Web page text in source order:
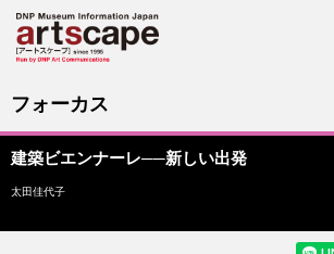
フォーカス
建築ビエンナーレ──新しい出発
太田佳代子
サイト内検索